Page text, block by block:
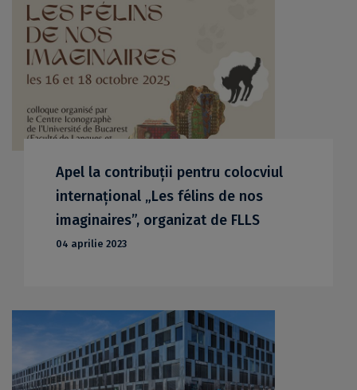
Apel la contribuții pentru colocviul
internațional „Les félins de nos
imaginaires”, organizat de FLLS
04 aprilie 2023